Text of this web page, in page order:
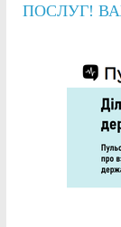
ПОСЛУГ!